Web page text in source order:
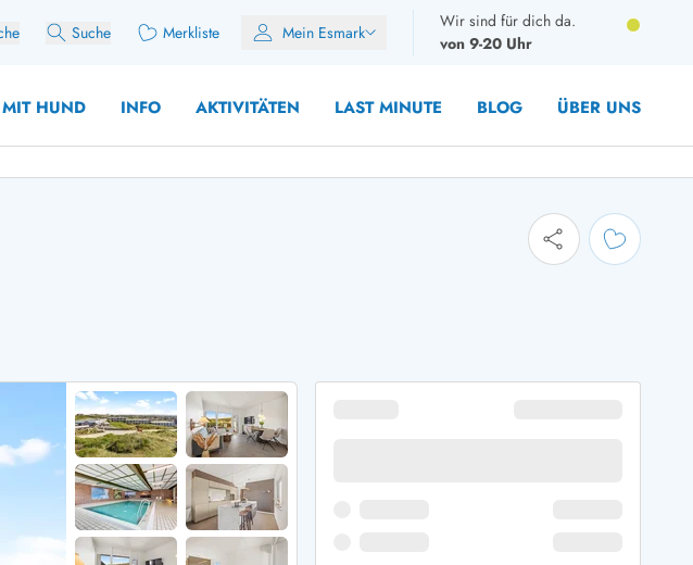
Suche Merkliste Mein Esmark
Wir sind für dich da.
von 9-20 Uhr
MIT HUND INFO AKTIVITÄTEN LAST MINUTE BLOG ÜBER UNS
Ferienhaus für Gruppen
Ferienhäuser im Frühjahr
Ferienhäuser im Sommer
Ferienhäuser im Herbst
Ferienhäuser im Winter
Ferienhäuser über Weihnachten
Ferienhäuser über Silvester